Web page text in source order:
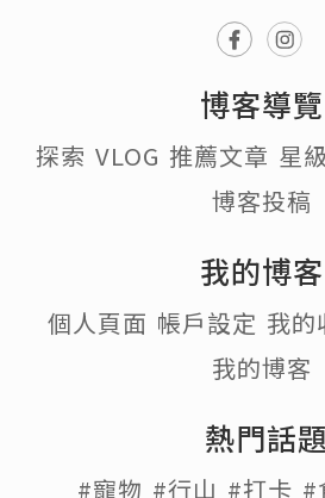
博客導覽
探索 VLOG 推薦文章 星
博客投稿
我的博客
個人頁面 帳戶設定 我的
我的博客
熱門話題
#寵物 #行山 #打卡 #